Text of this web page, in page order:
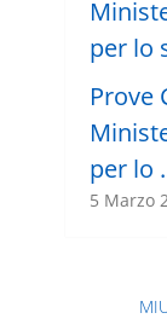
Prove
per lo
5 Marzo